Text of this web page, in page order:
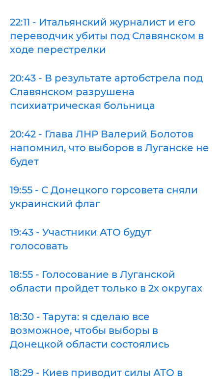
22:11 - Итальянский журналист и его
переводчик убиты под Славянском в
ходе перестрелки
20:43 - В результате артобстрела под
Славянском разрушена
психиатрическая больница
20:42 - Глава ЛНР Валерий Болотов
напомнил, что выборов в Луганске не
будет
19:55 - С Донецкого горсовета сняли
украинский флаг
19:43 - Участники АТО будут
голосовать
18:55 - Голосование в Луганской
области пройдет только в 2х округах
18:30 - Тарута: я сделаю все
возможное, чтобы выборы в
Донецкой области состоялись
18:29 - Киев приводит силы АТО в